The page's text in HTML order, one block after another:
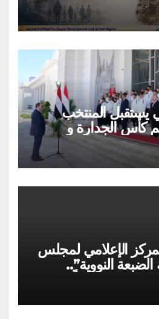
يستقبل المنتخب
كأس الجدارة و
الإعلامي لمجلس
النووية”..
حلمًا طويلًا
نووي سلمي لإنتاج